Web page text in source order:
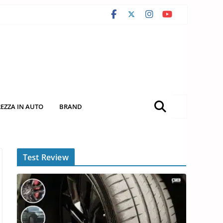
IN AUTO BRAND
Test Review